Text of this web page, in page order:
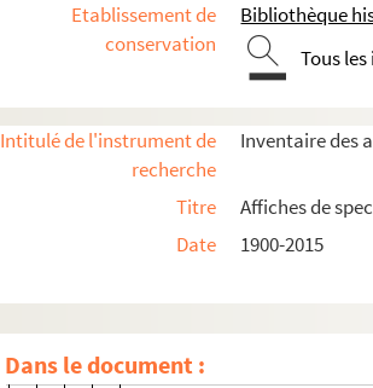
Etablissement de
conservation
Bibliothèque
Tous
Intitulé de l'instrument de
recherche
Inventaire des
Titre
Affiches de
Date
1900-2015
Dans le document :
Seine-Saint-Denis
Théâtre de la Commune
Direction Gabriel Garan (1960-
Direction Alfredo Arias (1985-1990)
Spectacles
4-AFF-005032-(03). Des